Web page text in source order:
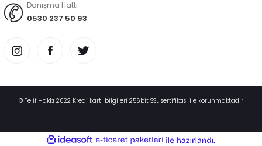
Danışma Hattı
0530 237 50 93
© Telif Hakkı 2022 Kredi kartı bilgileri 256bit SSL sertifikası ile korunmaktadır
ideasoft
e-